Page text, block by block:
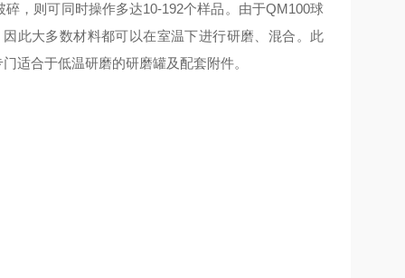
，则可同时操作多达10-192个样品。由于QM100球
此大多数材料都可以在室温下进行研磨、混合。此
适合于低温研磨的研磨罐及配套附件。